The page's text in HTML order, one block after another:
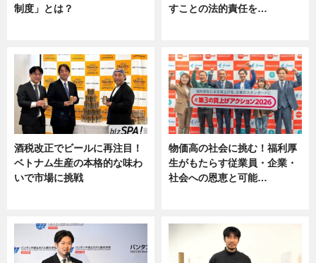
制度」とは？
すことの法的責任を…
酒税改正でビールに再注目！
ベトナム生産の本格的な味わ
いで市場に挑戦
物価高の社会に挑む！福利厚
生がもたらす従業員・企業・
社会への恩恵と可能…